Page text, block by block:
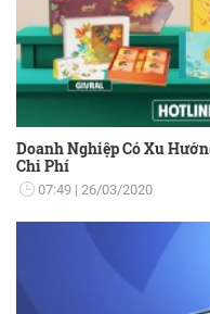
Doanh Nghiệp Có Xu
Chi Phí
07:49 26/03/2020